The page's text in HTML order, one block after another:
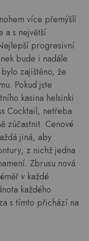
více přemýšlí
a s největší
progresivní
bude i nadále
zajištěno, že
Pokud jste
kasina helsinki
Cocktail, netřeba
zúčastnit. Cenové
jiná, aby
z nichž jedna
Zbrusu nová
v každé
každého
s tímto přichází na